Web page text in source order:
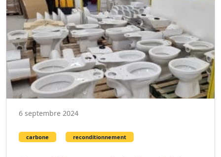
6 septembre 2024
carbone reconditionnement